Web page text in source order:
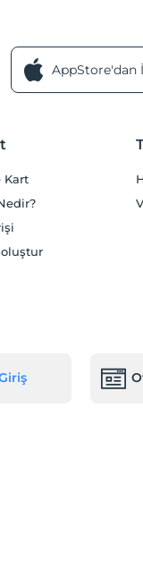
AppStore'dan
Kart